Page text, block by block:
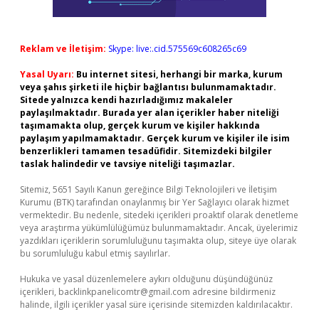
Reklam ve İletişim: Skype: live:.cid.575569c608265c69
Yasal Uyarı: Bu internet sitesi, herhangi bir marka, kurum
veya şahıs şirketi ile hiçbir bağlantısı bulunmamaktadır.
Sitede yalnızca kendi hazırladığımız makaleler
paylaşılmaktadır. Burada yer alan içerikler haber niteliği
taşımamakta olup, gerçek kurum ve kişiler hakkında
paylaşım yapılmamaktadır. Gerçek kurum ve kişiler ile isim
benzerlikleri tamamen tesadüfidir. Sitemizdeki bilgiler
taslak halindedir ve tavsiye niteliği taşımazlar.
Sitemiz, 5651 Sayılı Kanun gereğince Bilgi Teknolojileri ve İletişim
Kurumu (BTK) tarafından onaylanmış bir Yer Sağlayıcı olarak hizmet
vermektedir. Bu nedenle, sitedeki içerikleri proaktif olarak denetleme
veya araştırma yükümlülüğümüz bulunmamaktadır. Ancak, üyelerimiz
yazdıkları içeriklerin sorumluluğunu taşımakta olup, siteye üye olarak
bu sorumluluğu kabul etmiş sayılırlar.
Hukuka ve yasal düzenlemelere aykırı olduğunu düşündüğünüz
içerikleri, backlinkpanelicomtr@gmail.com adresine bildirmeniz
halinde, ilgili içerikler yasal süre içerisinde sitemizden kaldırılacaktır.